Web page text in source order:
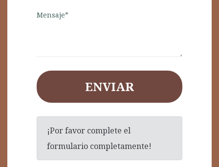
Mensaje*
ENVIAR
¡Por favor complete el
formulario completamente!